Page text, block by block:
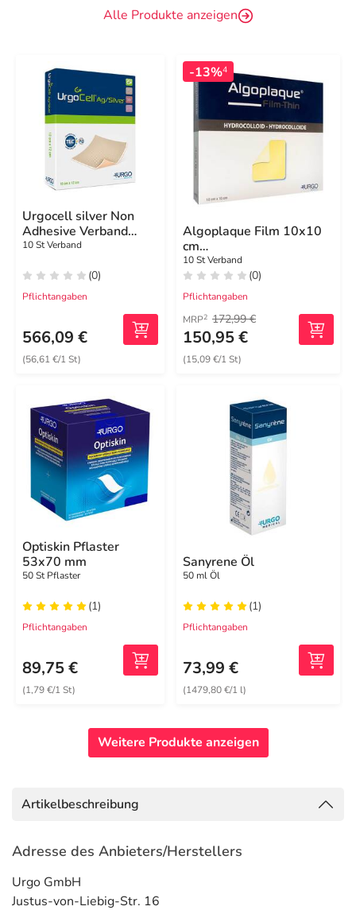
Alle Produkte anzeigen
Urgocell silver Non
Adhesive Verband
10x12 cm
10 St Verband
(0)
Pflichtangaben
566,09 €
(56,61 €/1 St)
-13%4
Algoplaque Film 10x10
cm
Hydrokolloidwundauflage
10 St Verband
(0)
Pflichtangaben
MRP2 172,99 €
150,95 €
(15,09 €/1 St)
Optiskin Pflaster
53x70 mm
50 St Pflaster
(1)
Pflichtangaben
89,75 €
(1,79 €/1 St)
Sanyrene Öl
50 ml Öl
(1)
Pflichtangaben
73,99 €
(1479,80 €/1 l)
Weitere Produkte anzeigen
Artikelbeschreibung
Adresse des Anbieters/Herstellers
Urgo GmbH
Justus-von-Liebig-Str. 16